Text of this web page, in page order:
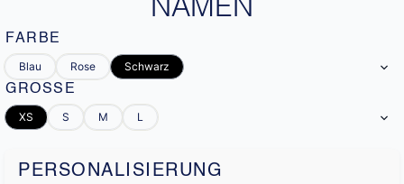
FARBE
Blau Rose Schwarz
GRÖSSE
XS S M L
PERSONALISIERUNG